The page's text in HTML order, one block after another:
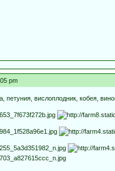
pm
петуния, вислоплодник, кобея,